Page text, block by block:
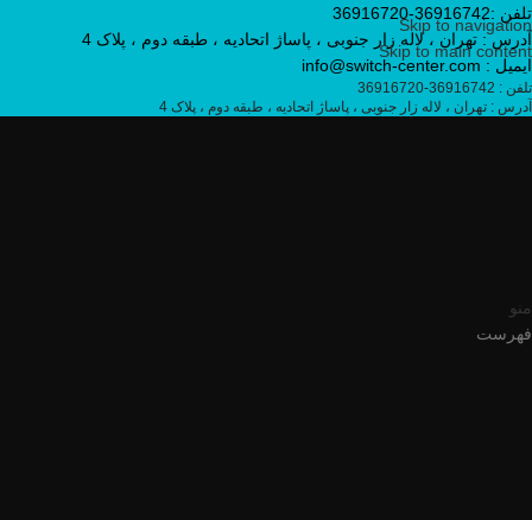
Skip to navigation
Skip to main content
تلفن :36916742-36916720
آدرس : تهران ، لاله زار جنوبی ، پاساژ اتحادیه ، طبقه دوم ، پلاک 4
ایمیل : info@switch-center.com
تلفن : 36916742-36916720
آدرس : تهران ، لاله زار جنوبی ، پاساژ اتحادیه ، طبقه دوم ، پلاک 4
منو
فهرست